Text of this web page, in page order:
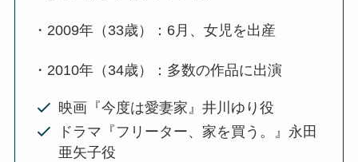
・2009年（33歳）：6月、女児を出産
・2010年（34歳）：多数の作品に出演
映画『今度は愛妻家』井川ゆり役
ドラマ『フリーター、家を買う。』永田
亜矢子役